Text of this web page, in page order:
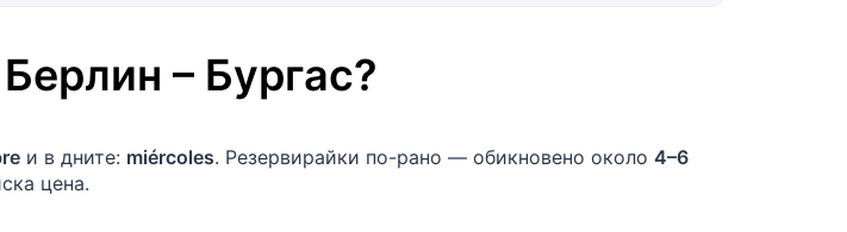
Берлин – Бургас?
и в дните: miércoles. Резервирайки по-рано — обикновено около 4–6
цена.